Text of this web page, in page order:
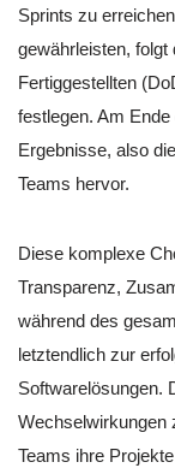
Sprints zu
gewährleisten, folgt
Fertiggestellten
festlegen. Am
Ergebnisse, also
Teams hervor.
Diese komplexe
Transparenz,
während des
letztendlich zur
Softwarelösungen.
Wechselwirkungen
Teams ihre